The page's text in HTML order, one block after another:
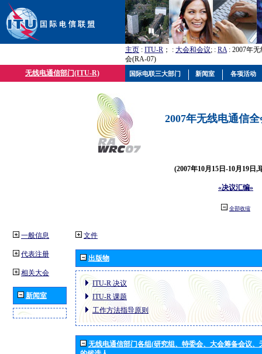
主页 : ITU-R ； : 大会和会议; : RA: 2007年
会(RA-07)
无线电通信部门(ITU-R)
2007年无线电通信
(2007年10月15日-10月19日,
«决议汇编»
全部收缩
一般信息
代表注册
相关大会
新闻室
文件
出版物
ITU-R 决议
ITU-R 课题
工作方法指导原则
无线电通信部门各组(研究组、特委会、大会筹备会议
国际电联三大部门 新闻室 各项活动